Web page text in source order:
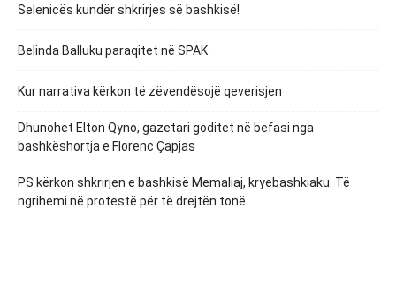
Selenicës kundër shkrirjes së bashkisë!
Belinda Balluku paraqitet në SPAK
Kur narrativa kërkon të zëvendësojë qeverisjen
Dhunohet Elton Qyno, gazetari goditet në befasi nga
bashkëshortja e Florenc Çapjas
PS kërkon shkrirjen e bashkisë Memaliaj, kryebashkiaku: Të
ngrihemi në protestë për të drejtën tonë